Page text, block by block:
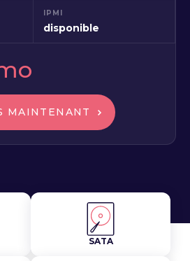
IPMI
disponible
MAINTENANT
SATA